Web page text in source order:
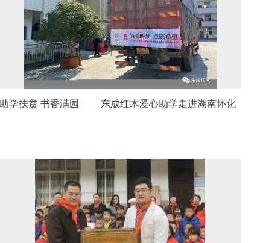
助学扶贫 书香满园 ——东成红木爱心助学走进湖南怀化